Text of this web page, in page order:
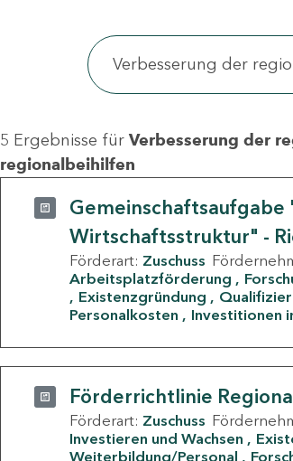
5 Ergebnisse für Verbesserung der
regionalbeihilfen
Wirtschaftsstruktur" -
Förderart: Zuschuss
Arbeitsplatzförderung
Existenzgründung
Personalkosten
Investitionen
Förderrichtlinie
Förderart: Zuschuss
Investieren und Wachsen
Weiterbildung/Personal